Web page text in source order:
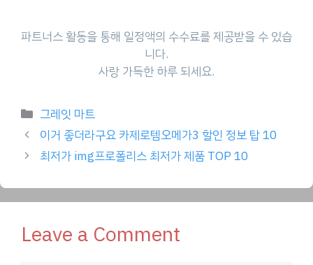
파트너스 활동을 통해 일정액의 수수료를 제공받을 수 있습
니다.
사랑 가득한 하루 되세요.
Categories
그레잇 마트
이거 좋더라구요 카제로템오메가3 할인 정보 탑 10
최저가 img프로폴리스 최저가 제품 TOP 10
Leave a Comment